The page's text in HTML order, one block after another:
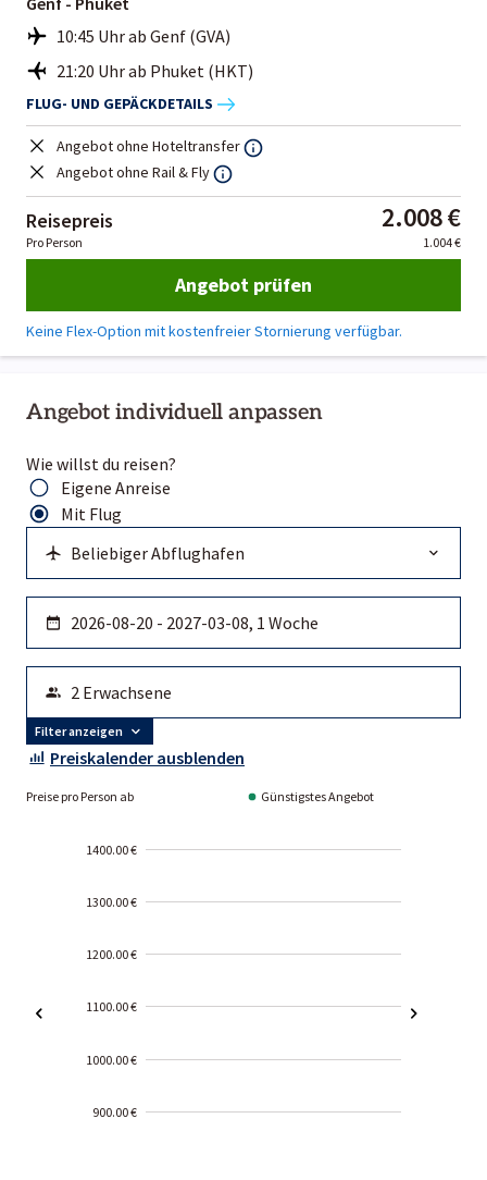
Angebot individuell anpassen
Wie willst du reisen?
Eigene Anreise
Mit Flug
Filter anzeigen
Preiskalender ausblenden
Preise pro Person ab Günstigstes Angebot
1400.00 €
1300.00 €
1200.00 €
1100.00 €
1000.00 €
900.00 €
10:45 Uhr ab Genf (GVA)
21:20 Uhr ab Phuket (HKT)
FLUG- UND GEPÄCKDETAILS
Angebot ohne Hoteltransfer
Angebot ohne Rail & Fly
Reisepreis 2.008 €
Pro Person 1.004 €
Angebot prüfen
Keine Flex-Option mit kostenfreier Stornierung verfügbar.